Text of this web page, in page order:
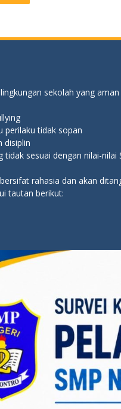
sekolah yang
perilaku tidak sopan
disiplin
tidak sesuai dengan nilai-nilai
rahasia dan akan
tautan berikut: